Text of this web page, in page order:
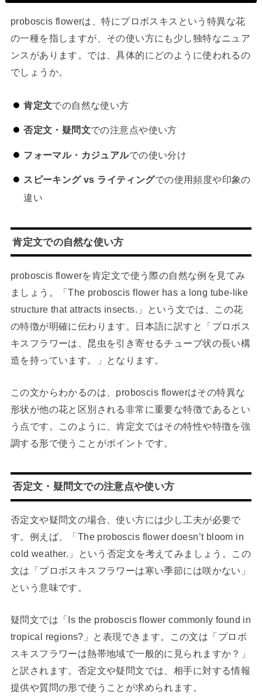
proboscis flowerは、特にプロボスキスという特異な花
の一種を指しますが、その使い方にも少し独特なニュア
ンスがあります。では、具体的にどのように使われるの
でしょうか。
肯定文での自然な使い方
否定文・疑問文での注意点や使い方
フォーマル・カジュアルでの使い分け
スピーキング vs ライティングでの使用頻度や印象の
違い
肯定文での自然な使い方
proboscis flowerを肯定文で使う際の自然な例を見てみ
ましょう。「The proboscis flower has a long tube-like
structure that attracts insects.」という文では、この花
の特徴が明確に伝わります。日本語に訳すと「プロボス
キスフラワーは、昆虫を引き寄せるチューブ状の長い構
造を持っています。」となります。
この文からわかるのは、proboscis flowerはその特異な
形状が他の花と区別される非常に重要な特徴であるとい
う点です。このように、肯定文ではその特性や特徴を強
調する形で使うことがポイントです。
否定文・疑問文での注意点や使い方
否定文や疑問文の場合、使い方には少し工夫が必要で
す。例えば、「The proboscis flower doesn’t bloom in
cold weather.」という否定文を考えてみましょう。この
文は「プロボスキスフラワーは寒い季節には咲かない」
という意味です。
疑問文では「Is the proboscis flower commonly found in
tropical regions?」と表現できます。この文は「プロボ
スキスフラワーは熱帯地域で一般的に見られますか？」
と訳されます。否定文や疑問文では、相手に対する情報
提供や質問の形で使うことが求められます。